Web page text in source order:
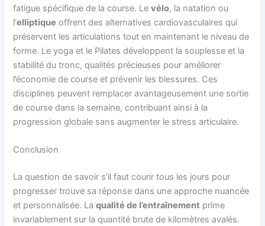
fatigue spécifique de la course. Levélo, la natation ou
l’elliptique offrent des alternatives cardiovasculaires qui
préservent les articulations tout en maintenant le niveau de
forme. Le yoga et le Pilates développent la souplesse et la
stabilité du tronc, qualités précieuses pour améliorer
l’économie de course et prévenir les blessures. Ces
disciplines peuvent remplacer avantageusement une sortie
de course dans la semaine, contribuant ainsi à la
progression globale sans augmenter le stress articulaire.
Conclusion
La question de savoir s’il faut courir tous les jours pour
progresser trouve sa réponse dans une approche nuancée
et personnalisée. Laqualité de l’entraînement prime
invariablement sur la quantité brute de kilomètres avalés.